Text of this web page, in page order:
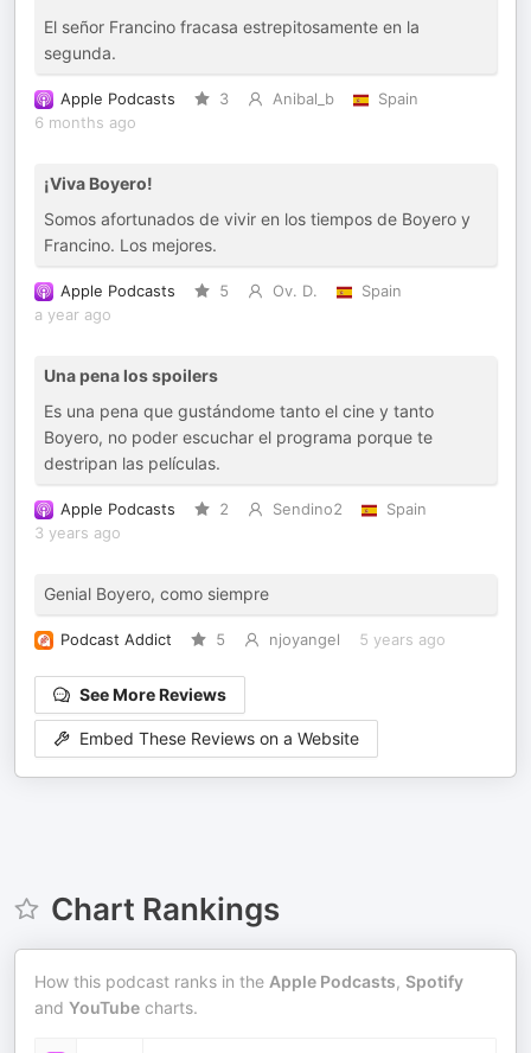
El señor Francino fracasa estrepitosamente en la
segunda.
Apple Podcasts 3 Anibal_b
Spain
6 months ago
¡Viva Boyero!
Somos afortunados de vivir en los tiempos de Boyero y
Francino. Los mejores.
Apple Podcasts 5 Ov. D.
Spain
a year ago
Una pena los spoilers
Es una pena que gustándome tanto el cine y tanto
Boyero, no poder escuchar el programa porque te
destripan las películas.
Apple Podcasts 2 Sendino2
Spain
3 years ago
Genial Boyero, como siempre
Podcast Addict 5 njoyangel 5 years ago
See More Reviews
Embed These Reviews on a Website
Chart Rankings
How this podcast ranks in the Apple Podcasts, Spotify
and YouTube charts.